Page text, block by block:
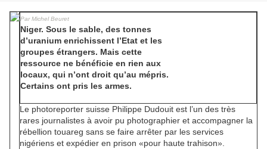
Par Michel Beuret
Niger. Sous le sable, des tonnes
d’uranium enrichissent l’Etat et les
groupes étrangers. Mais cette
ressource ne bénéficie en rien aux
locaux, qui n’ont droit qu’au mépris.
Certains ont pris les armes.
Le photoreporter suisse Philippe Dudouit est l’un des très
rares journalistes à avoir pu photographier et accompagner la
rébellion touareg sans se faire arrêter par les services
nigériens et expédier en prison «pour haute trahison».